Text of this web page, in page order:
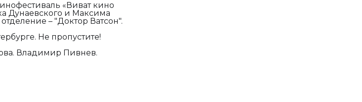
«Виват кино
Дунаевского и Максима
– "Доктор Ватсон".
Не пропустите!
Владимир Пивнев.